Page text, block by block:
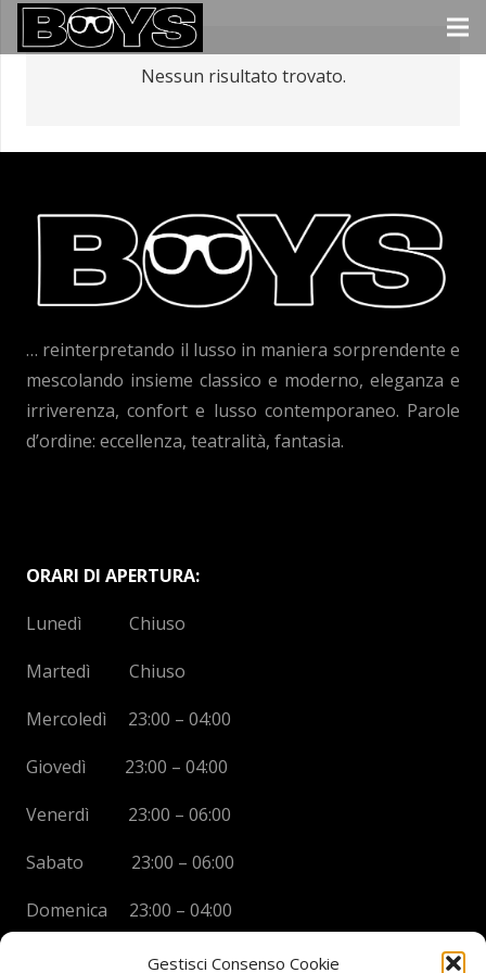
Gestisci Consenso Cookie
Nessun risultato trovato.
… reinterpretando il lusso in maniera sorprendente e
mescolando insieme classico e moderno, eleganza e
irriverenza, confort e lusso contemporaneo. Parole
d’ordine: eccellenza, teatralità, fantasia.
ORARI DI APERTURA:
Lunedì Chiuso
Martedì Chiuso
Mercoledì 23:00 – 04:00
Giovedì 23:00 – 04:00
Venerdì 23:00 – 06:00
Sabato 23:00 – 06:00
Domenica 23:00 – 04:00